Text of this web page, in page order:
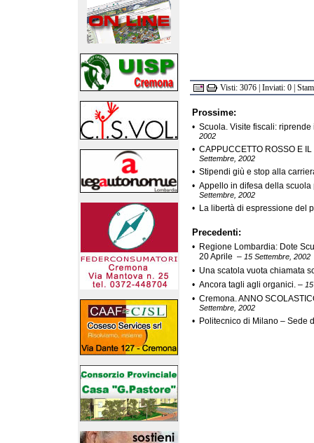
Visti: 3076 | Inviati: 0 |
Prossime:
• Scuola. Visite fiscali:
2002
• CAPPUCCETTO ROSSO E
Settembre, 2002
• Stipendi giù e stop alla
• Appello in difesa della
Settembre, 2002
• La libertà di espressione del
Precedenti:
• Regione Lombardia: Dote
20 Aprile – 15 Settembre, 2002
• Una scatola vuota chiamata
• Ancora tagli agli organici. –
• Cremona. ANNO
Settembre, 2002
• Politecnico di Milano – Sede